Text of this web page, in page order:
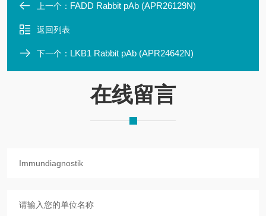
上一个： FADD Rabbit pAb (APR26129N)
返回列表
下一个： LKB1 Rabbit pAb (APR24642N)
在线留言